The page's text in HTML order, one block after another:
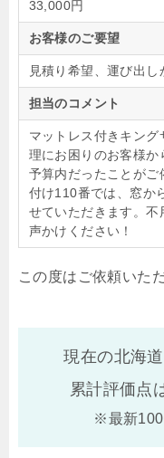
33,000円
お客様のご要望
見積り希望、運び出し
担当のコメント
マットレス付きキン
理にお困りのお客様
予算内だったことが
付け110番では、窓か
せていただきます。不
声かけください！
この度はご依頼いた
現在の北海
累計評価点
※最新100